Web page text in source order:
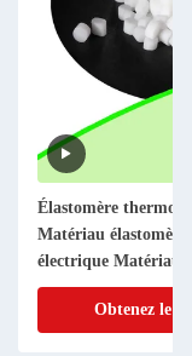
Élastomère
Matériau
électrique Matériau
Obtenez le